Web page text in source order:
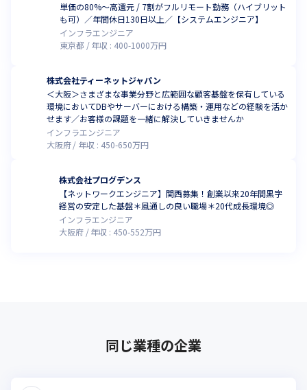
単価の80%〜高還元 / 7割がフルリモート勤務（ハイブリット
も可）／年間休日130日以上／【システムエンジニア】
インフラエンジニア
東京都
年収 : 400-1000万円
株式会社ティーネットジャパン
＜大阪＞さまざまな事業分野と広範囲な顧客基盤を保有している
環境においてDBやサーバーにおける構築・運用などの経験を活か
せます／お客様の課題を一緒に解決していきませんか
インフラエンジニア
大阪府
年収 : 450-650万円
株式会社プログデンス
【ネットワークエンジニア】関西募集！創業以来20年間黒字
経営の安定した基盤＊風通しの良い職場＊20代成長環境◎
インフラエンジニア
大阪府
年収 : 450-552万円
同じ業種の企業